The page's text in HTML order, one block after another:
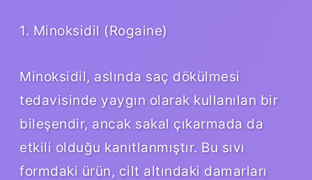
1. Minoksidil (Rogaine)
Minoksidil, aslında saç dökülmesi
tedavisinde yaygın olarak kullanılan bir
bileşendir, ancak sakal çıkarmada da
etkili olduğu kanıtlanmıştır. Bu sıvı
formdaki ürün, cilt altındaki damarları